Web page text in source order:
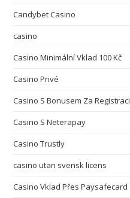
Candybet Casino
casino
Casino Minimální Vklad 100 Kč
Casino Privé
Casino S Bonusem Za Registraci
Casino S Neterapay
Casino Trustly
casino utan svensk licens
Casino Vklad Přes Paysafecard